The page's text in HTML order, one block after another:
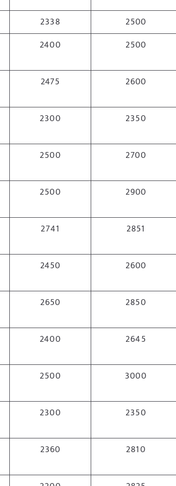
2338 2500
2400
2500
2475 2600
2300 2350
2500 2700
2500 2900
2741 2851
2450 2600
2650 2850
2400 2645
2500 3000
2300 2350
2360 2810